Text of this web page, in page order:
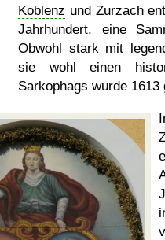
Koblenz und Zurzach
Jahrhundert, eine
Obwohl stark mit
sie wohl einen
Sarkophags wurde 1613